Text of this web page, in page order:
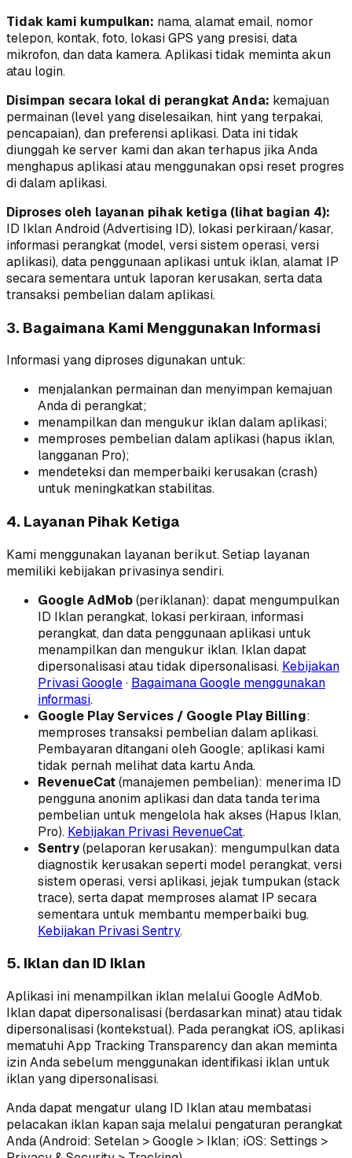
Tidak kami kumpulkan: nama, alamat email, nomor
telepon, kontak, foto, lokasi GPS yang presisi, data
mikrofon, dan data kamera. Aplikasi tidak meminta akun
atau login.
Disimpan secara lokal di perangkat Anda: kemajuan
permainan (level yang diselesaikan, hint yang terpakai,
pencapaian), dan preferensi aplikasi. Data ini tidak
diunggah ke server kami dan akan terhapus jika Anda
menghapus aplikasi atau menggunakan opsi reset progres
di dalam aplikasi.
Diproses oleh layanan pihak ketiga (lihat bagian 4):
ID Iklan Android (Advertising ID), lokasi perkiraan/kasar,
informasi perangkat (model, versi sistem operasi, versi
aplikasi), data penggunaan aplikasi untuk iklan, alamat IP
secara sementara untuk laporan kerusakan, serta data
transaksi pembelian dalam aplikasi.
3. Bagaimana Kami Menggunakan Informasi
Informasi yang diproses digunakan untuk:
menjalankan permainan dan menyimpan kemajuan
Anda di perangkat;
menampilkan dan mengukur iklan dalam aplikasi;
memproses pembelian dalam aplikasi (hapus iklan,
langganan Pro);
mendeteksi dan memperbaiki kerusakan (crash)
untuk meningkatkan stabilitas.
4. Layanan Pihak Ketiga
Kami menggunakan layanan berikut. Setiap layanan
memiliki kebijakan privasinya sendiri.
Google AdMob(periklanan): dapat mengumpulkan
ID Iklan perangkat, lokasi perkiraan, informasi
perangkat, dan data penggunaan aplikasi untuk
menampilkan dan mengukur iklan. Iklan dapat
dipersonalisasi atau tidak dipersonalisasi. Kebijakan
Privasi Google· Bagaimana Google menggunakan
informasi.
Google Play Services / Google Play Billing:
memproses transaksi pembelian dalam aplikasi.
Pembayaran ditangani oleh Google; aplikasi kami
tidak pernah melihat data kartu Anda.
RevenueCat(manajemen pembelian): menerima ID
pengguna anonim aplikasi dan data tanda terima
pembelian untuk mengelola hak akses (Hapus Iklan,
Pro). Kebijakan Privasi RevenueCat.
Sentry(pelaporan kerusakan): mengumpulkan data
diagnostik kerusakan seperti model perangkat, versi
sistem operasi, versi aplikasi, jejak tumpukan (stack
trace), serta dapat memproses alamat IP secara
sementara untuk membantu memperbaiki bug.
Kebijakan Privasi Sentry.
5. Iklan dan ID Iklan
Aplikasi ini menampilkan iklan melalui Google AdMob.
Iklan dapat dipersonalisasi (berdasarkan minat) atau tidak
dipersonalisasi (kontekstual). Pada perangkat iOS, aplikasi
mematuhi App Tracking Transparency dan akan meminta
izin Anda sebelum menggunakan identifikasi iklan untuk
iklan yang dipersonalisasi.
Anda dapat mengatur ulang ID Iklan atau membatasi
pelacakan iklan kapan saja melalui pengaturan perangkat
Anda (Android: Setelan >Google > Iklan; iOS: Settings >